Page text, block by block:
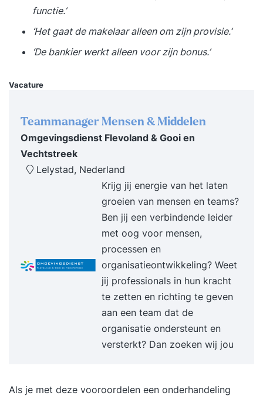
directe toepassing van inzichten en technieken in
de praktijk. Voor meer zelfvertrouwen, invloed en
in plaats van eenmalige deals. Resultaat Na deze
onderhandelingsstijlen en tactieken. Je weet hoe
en drijfveren van de ander. Je ziet sneller kansen
en valkuilen en weet hoe je deze benut of
voorkomt. Je begrijpt de psychologische
mechanismen achter succesvolle
onderhandelingen en gebruikt die kennis om het
maximale rendement te behalen uit elk gesprek.
Programma Dag 1 09:30 uur Start training Het
bepalen van jouw onderhandelingspositie, doelen
en speelruimte. Inzicht in de route, fasen en
dynamiek van een professioneel
onderhandelingsproces. Strategisch inzetten van
mensen, informatie en timing in jouw voordeel.
Herkennen en doelgericht toepassen van
verschillende onderhandelingsstijlen. Balans
creëren tussen belangen, macht en
onderhandelingstafel. Formuleren van
functie.’
‘Het gaat de makelaar alleen om zijn provisie.’
‘De bankier werkt alleen voor zijn bonus.’
Vacature
Teammanager Mensen & Middelen
Omgevingsdienst Flevoland & Gooi en
Vechtstreek
Lelystad, Nederland
Krijg jij energie van het laten
groeien van mensen en teams?
Ben jij een verbindende leider
met oog voor mensen,
processen en
organisatieontwikkeling? Weet
jij professionals in hun kracht
te zetten en richting te geven
aan een team dat de
organisatie ondersteunt en
versterkt? Dan zoeken wij jou
Als je met deze vooroordelen een onderhandeling